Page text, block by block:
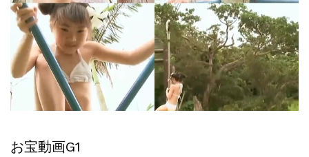
お宝動画G1